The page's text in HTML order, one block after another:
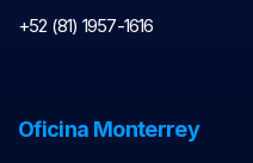
+52 (81) 1957-1616
Oficina Monterrey